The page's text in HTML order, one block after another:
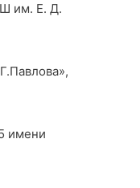
им. Е. Д.
имени